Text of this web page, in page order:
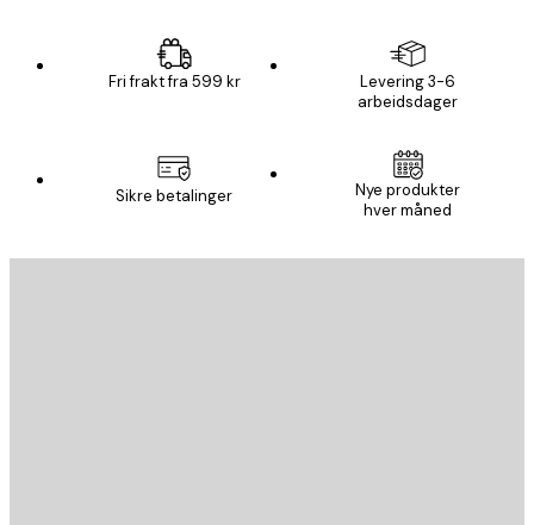
Fri frakt fra 599 kr
Levering 3-6
arbeidsdager
Sikre betalinger
Nye produkter
hver måned